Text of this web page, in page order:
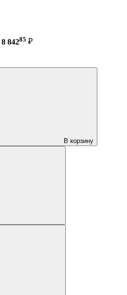
8 84285 ₽
В корзину